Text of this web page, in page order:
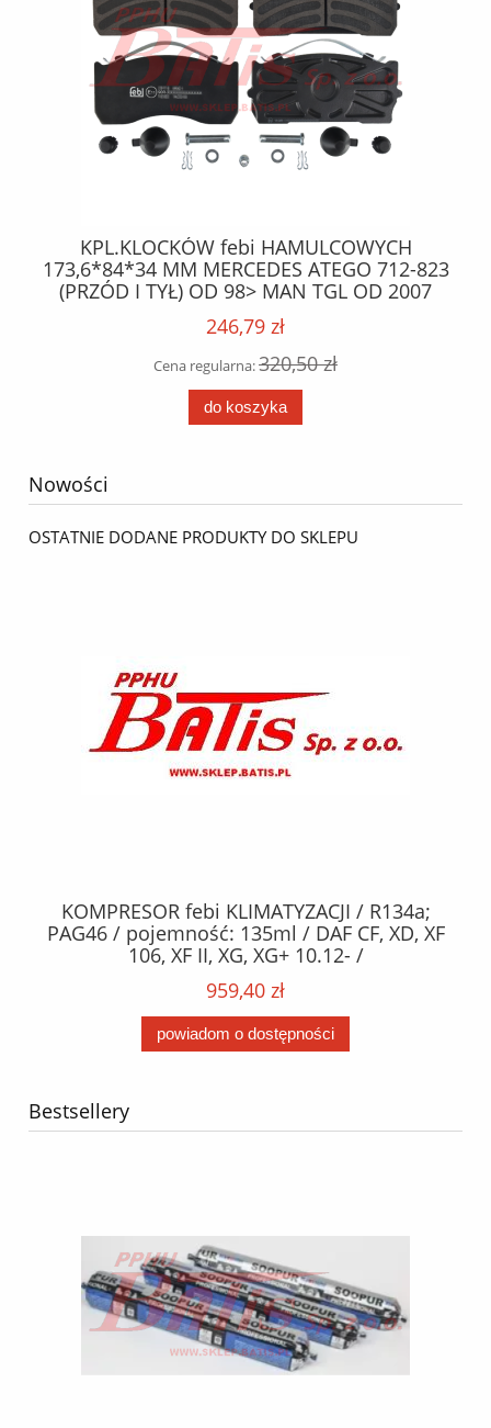
KPL.KLOCKÓW febi HAMULCOWYCH
173,6*84*34 MM MERCEDES ATEGO 712-823
(PRZÓD I TYŁ) OD 98> MAN TGL OD 2007
246,79 zł
Cena regularna:320,50 zł
do koszyka
Nowości
OSTATNIE DODANE PRODUKTY DO SKLEPU
KOMPRESOR febi KLIMATYZACJI / R134a;
PAG46 / pojemność: 135ml / DAF CF, XD, XF
106, XF II, XG, XG+ 10.12- /
959,40 zł
powiadom o dostępności
Bestsellery